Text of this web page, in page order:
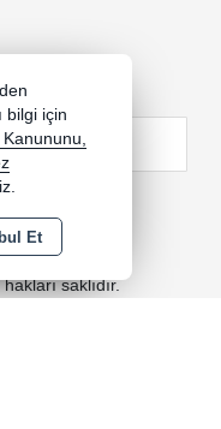
OLUN !
saklıdır.
bilgi için
Kanununu,
Et